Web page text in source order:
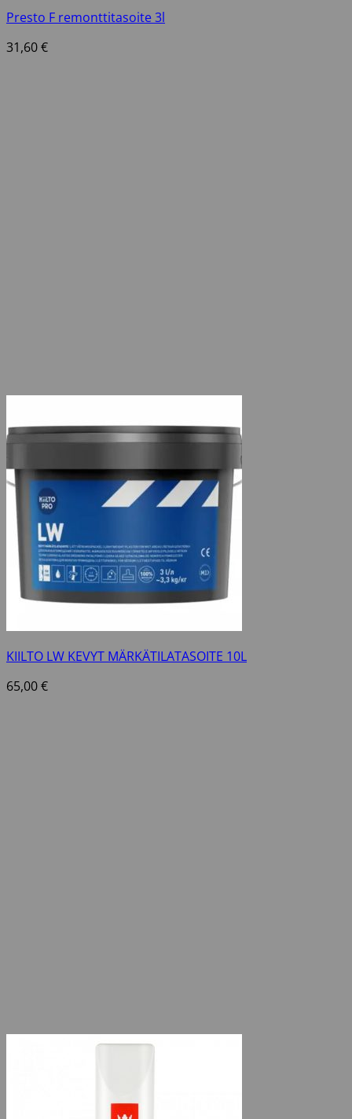
Presto F remonttitasoite 3l
31,60€
KIILTO LW KEVYT MÄRKÄTILATASOITE 10L
65,00€